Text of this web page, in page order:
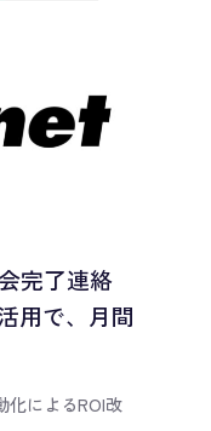
完了連絡
用で、月間
化によるROI改